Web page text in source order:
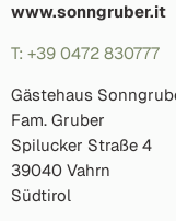
www.sonngruber.it
T: +39 0472 830777
Gästehaus
Fam. Gruber
Spilucker Straße 4
39040 Vahrn
Südtirol